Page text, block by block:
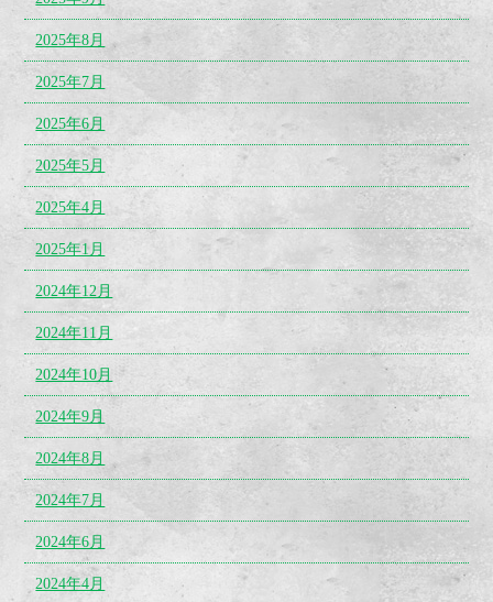
2025年8月
2025年7月
2025年6月
2025年5月
2025年4月
2025年1月
2024年12月
2024年11月
2024年10月
2024年9月
2024年8月
2024年7月
2024年6月
2024年4月